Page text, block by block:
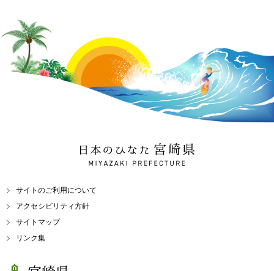
日本のひなた 宮崎県
MIYAZAKI PREFECTURE
サイトのご利用について
アクセシビリティ方針
サイトマップ
リンク集